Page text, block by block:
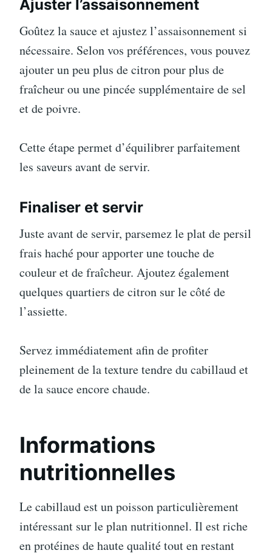
Ajuster l’assaisonnement
Goûtez la sauce et ajustez l’assaisonnement si
nécessaire. Selon vos préférences, vous pouvez
ajouter un peu plus de citron pour plus de
fraîcheur ou une pincée supplémentaire de sel
et de poivre.
Cette étape permet d’équilibrer parfaitement
les saveurs avant de servir.
Finaliser et servir
Juste avant de servir, parsemez le plat de persil
frais haché pour apporter une touche de
couleur et de fraîcheur. Ajoutez également
quelques quartiers de citron sur le côté de
l’assiette.
Servez immédiatement afin de profiter
pleinement de la texture tendre du cabillaud et
de la sauce encore chaude.
Informations
nutritionnelles
Le cabillaud est un poisson particulièrement
intéressant sur le plan nutritionnel. Il est riche
en protéines de haute qualité tout en restant